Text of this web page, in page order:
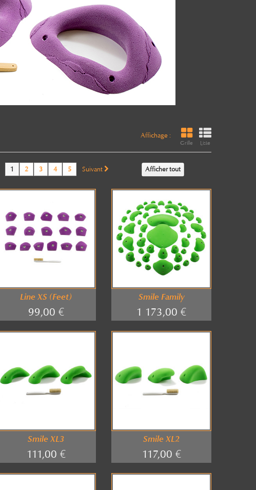
Affichage :
Grille Liste
Afficher tout
1 2 3 4 5 Suivant
Line XS (Feet)
99,00 €
Smile Family
1 173,00 €
Smile XL3
111,00 €
Smile XL2
117,00 €